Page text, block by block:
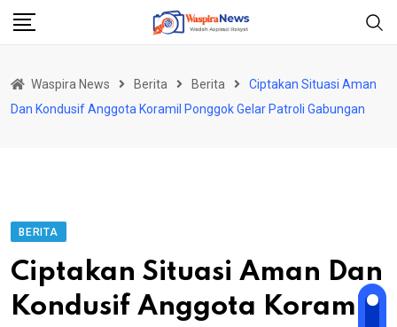
Skip
Waspira News Berita Berita
Ciptakan Situasi Aman
Dan Kondusif Anggota Koramil Ponggok Gelar Patroli Gabungan
BERITA
Ciptakan Situasi Aman Dan
Kondusif Anggota Koramil